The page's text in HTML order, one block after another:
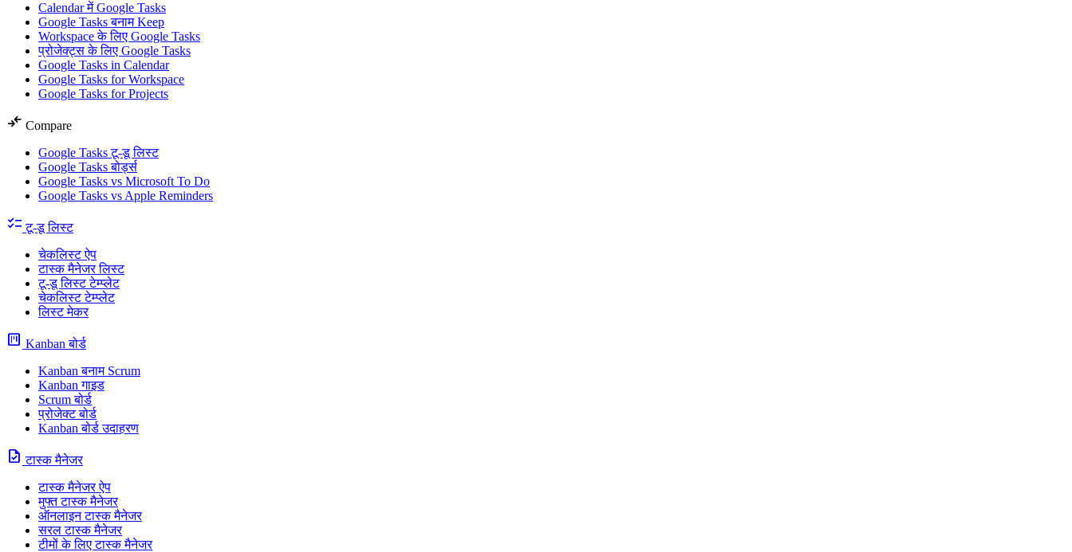
Calendar में Google Tasks
Google Tasks बनाम Keep
Workspace के लिए Google Tasks
प्रोजेक्ट्स के लिए Google Tasks
Google Tasks in Calendar
Google Tasks for Workspace
Google Tasks for Projects
compare_arrows Compare
Google Tasks टू-डू लिस्ट
Google Tasks बोर्ड्स
Google Tasks vs Microsoft To Do
Google Tasks vs Apple Reminders
checklist टू-डू लिस्ट
चेकलिस्ट ऐप
टास्क मैनेजर लिस्ट
टू-डू लिस्ट टेम्प्लेट
चेकलिस्ट टेम्प्लेट
लिस्ट मेकर
view_kanban Kanban बोर्ड
Kanban बनाम Scrum
Kanban गाइड
Scrum बोर्ड
प्रोजेक्ट बोर्ड
Kanban बोर्ड उदाहरण
task टास्क मैनेजर
टास्क मैनेजर ऐप
मुफ्त टास्क मैनेजर
ऑनलाइन टास्क मैनेजर
सरल टास्क मैनेजर
टीमों के लिए टास्क मैनेजर